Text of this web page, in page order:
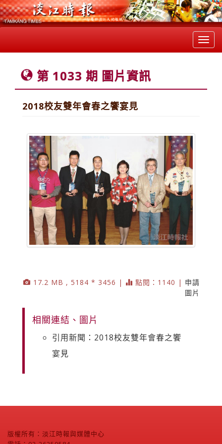
第 1033 期 圖片資訊
2018校友雙年會春之饗宴見
17.2 MB , 5184 * 3456 | 點閱：1140 | 申請
圖片
相關連結、圖片
引用新聞：2018校友雙年會春之饗
宴見
版權所有：淡江時報與媒體中心